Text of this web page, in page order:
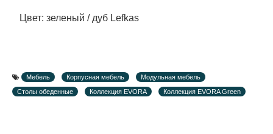
Цвет: зеленый / дуб Lefkas
Мебель Корпусная мебель
Модульная мебель
Столы обеденные
Коллекция EVORA Коллекция EVORA Green